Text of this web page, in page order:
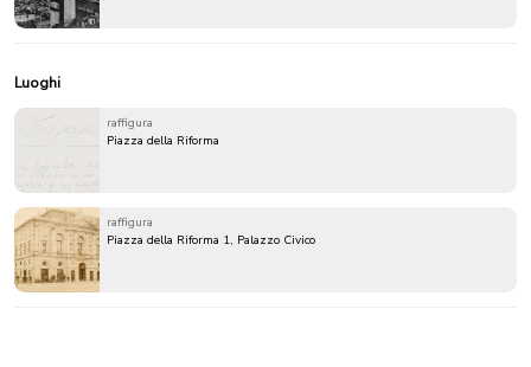
Luoghi
raffigura
Piazza della Riforma
raffigura
Piazza della Riforma 1, Palazzo Civico